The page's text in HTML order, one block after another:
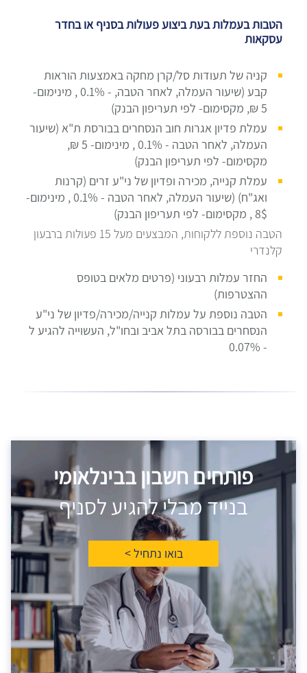
הטבות בעמלות בעת ביצוע פעולות בסניף או בחדר
עסקאות
קניה של תעודות סל/קרן מחקה באמצעות הוראות
קבע (שיעור העמלה, לאחר הטבה, - 0.1% , מינימום-
5 ₪, מקסימום- לפי תעריפון הבנק)
עמלת פדיון אגרות חוב הנסחרים בבורסת ת"א (שיעור
העמלה, לאחר הטבה - 0.1% , מינימום- 5 ₪,
מקסימום- לפי תעריפון הבנק)
עמלת קנייה, מכירה ופדיון של ני"ע זרים (קרנות
ואג"ח) (שיעור העמלה, לאחר הטבה - 0.1% , מינימום-
8$ , מקסימום- לפי תעריפון הבנק)
הטבה נוספת ללקוחות, המבצעים מעל 15 פעולות ברבעון
קלנדרי
החזר עמלות רבעוני (פרטים מלאים בטופס
ההצטרפות)
הטבה נוספת על עמלות קנייה/מכירה/פדיון של ני"ע
הנסחרים בבורסה בתל אביב ובחו"ל, העשוייה להגיע ל
- 0.07%
פותחים חשבון בבינלאומי
בנייד מבלי להגיע לסניף
בואו נתחיל >